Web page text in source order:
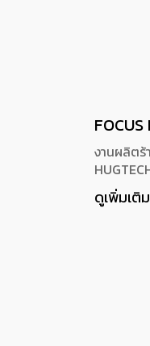
งานผลิตร้
ดูเพิ่มเติม